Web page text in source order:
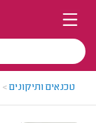
טכנאים ותיקונים>